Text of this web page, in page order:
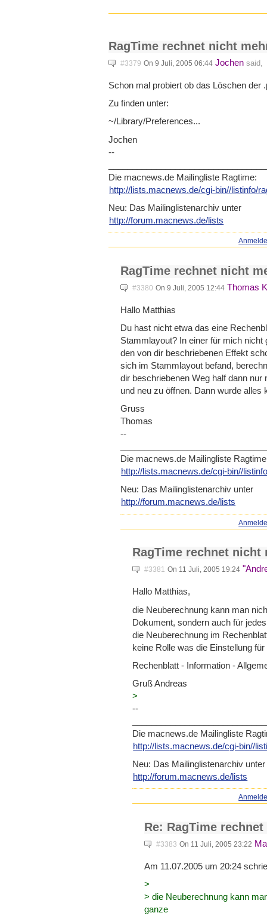
RagTime rechnet nicht
#3379 On 9 Juli, 2005 06:44 Jochen said,
Schon mal probiert ob das Löschen der
Zu finden unter:
~/Library/Preferences...
Jochen
--
Die macnews.de Mailingliste Ragtime:
http://lists.macnews.de/cgi-bin//listinfo/
Neu: Das Mailinglistenarchiv unter
http://forum.macnews.de/lists
RagTime rechnet nicht
#3380 On 9 Juli, 2005 12:44 Thomas
Hallo Matthias
Du hast nicht etwa das eine
Stammlayout? In einer für mich nicht
den von dir beschriebenen Effekt
sich im Stammlayout befand,
dir beschriebenen Weg half dann
und neu zu öffnen. Dann wurde alles
Gruss
Thomas
--
Die macnews.de Mailingliste
http://lists.macnews.de/cgi-bin//
Neu: Das Mailinglistenarchiv unter
http://forum.macnews.de/lists
RagTime rechnet nicht
#3381 On 11 Juli, 2005 19:24
Hallo Matthias,
die Neuberechnung kann man
Dokument, sondern auch für
die Neuberechnung im
keine Rolle was die Einstellung
Rechenblatt - Information -
Gruß Andreas
>
--
Die macnews.de Mailingliste
http://lists.macnews.de/cgi-bin//
Neu: Das Mailinglistenarchiv unter
http://forum.macnews.de/lists
Re: RagTime
#3383 On 11 Juli, 2005 23:22
Am 11.07.2005 um 20:24
>
> die Neuberechnung kann
ganze